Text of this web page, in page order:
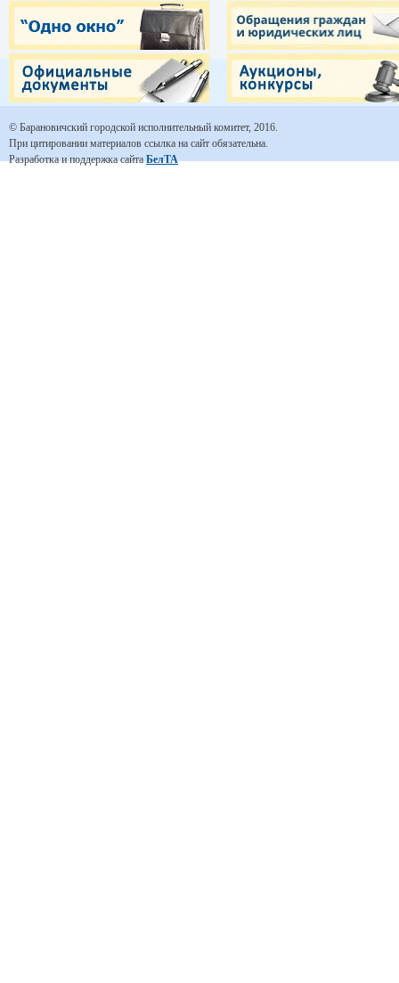
© Барановичский городской исполнительный комитет, 2016.
При цитировании материалов ссылка на сайт обязательна.
Разработка и поддержка сайтаБелТА